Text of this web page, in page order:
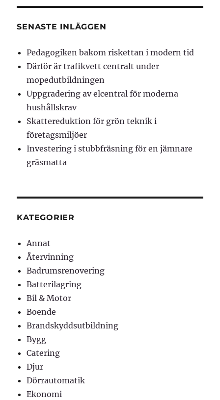
SENASTE INLÄGGEN
Pedagogiken bakom riskettan i modern tid
Därför är trafikvett centralt under
mopedutbildningen
Uppgradering av elcentral för moderna
hushållskrav
Skattereduktion för grön teknik i
företagsmiljöer
Investering i stubbfräsning för en jämnare
gräsmatta
KATEGORIER
Annat
Återvinning
Badrumsrenovering
Batterilagring
Bil & Motor
Boende
Brandskyddsutbildning
Bygg
Catering
Djur
Dörrautomatik
Ekonomi